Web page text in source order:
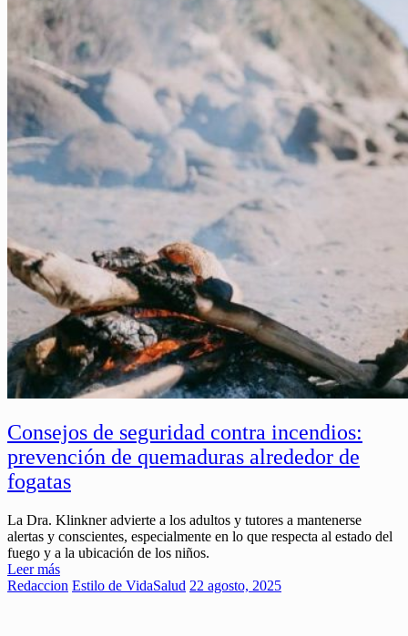
Consejos de seguridad contra incendios:
prevención de quemaduras alrededor de
fogatas
La Dra. Klinkner advierte a los adultos y tutores a mantenerse
alertas y conscientes, especialmente en lo que respecta al estado del
fuego y a la ubicación de los niños.
Leer más
Redaccion Estilo de VidaSalud 22 agosto, 2025